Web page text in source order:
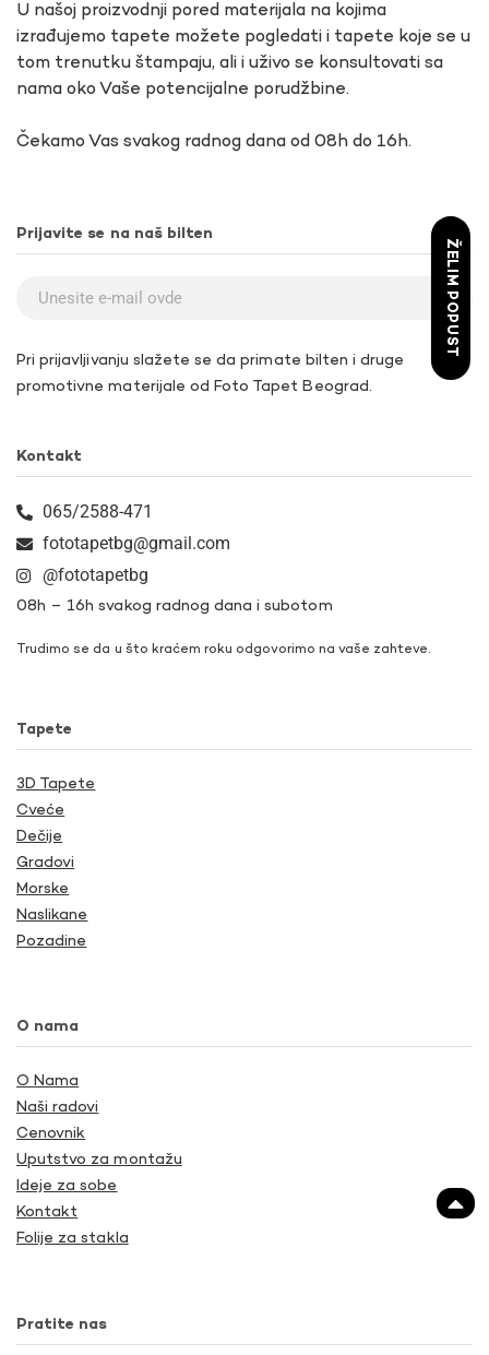
U našoj proizvodnji pored materijala na kojima
izrađujemo tapete možete pogledati i tapete koje se u
tom trenutku štampaju, ali i uživo se konsultovati sa
nama oko Vaše potencijalne porudžbine.
Čekamo Vas svakog radnog dana od 08h do 16h.
Prijavite se na naš bilten
Pri prijavljivanju slažete se da primate bilten i druge
promotivne materijale od Foto Tapet Beograd.
Kontakt
065/2588-471
fototapetbg@gmail.com
@fototapetbg
08h – 16h svakog radnog dana i subotom
Trudimo se da u što kraćem roku odgovorimo na vaše zahteve.
Tapete
3D Tapete
Cveće
Dečije
Gradovi
Morske
Naslikane
Pozadine
O nama
O Nama
Naši radovi
Cenovnik
Uputstvo za montažu
Ideje za sobe
Kontakt
Folije za stakla
Pratite nas
ŽELIM POPUST